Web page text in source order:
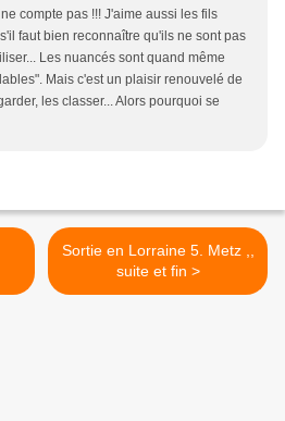
compte pas !!! J'aime aussi les fils
faut bien reconnaître qu'ils ne sont pas
Les nuancés sont quand même
Mais c'est un plaisir renouvelé de
les classer... Alors pourquoi se
Sortie en Lorraine 5. Metz ,,
suite et fin >